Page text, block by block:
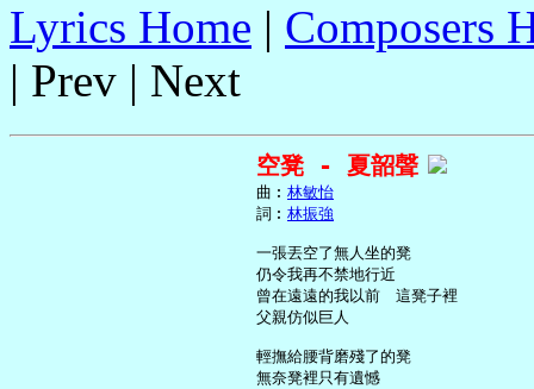
Lyrics Home | Composers
| Prev | Next
空凳 - 夏韶聲
     曲︰
林敏怡
     詞︰
林振強
     一張丟空了無人坐的凳
     仍令我再不禁地行近
     曾在遠遠的我以前　這凳子裡
     父親仿似巨人
     輕撫給腰背磨殘了的凳
     無奈凳裡只有遺憾